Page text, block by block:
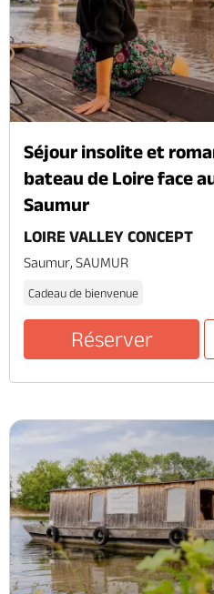
Séjour insolite et
bateau de Loire face
Saumur
LOIRE VALLEY CONCEPT
Saumur, SAUMUR
Cadeau de bienvenue
Réserver